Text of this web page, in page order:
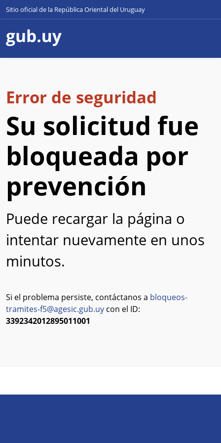
Sitio oficial de la República Oriental del Uruguay
Error de seguridad
Su solicitud fue
bloqueada por
prevención
Puede recargar la página o
intentar nuevamente en unos
minutos.
Si el problema persiste, contáctanos a bloqueos-
tramites-f5@agesic.gub.uy con el ID:
3392342012895011001